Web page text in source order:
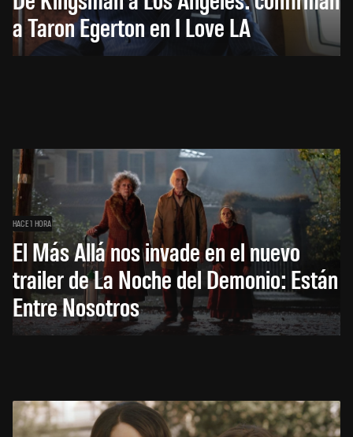
a Taron Egerton en I Love LA
HACE 1 HORA
El Más Allá nos invade en el nuevo
trailer de La Noche del Demonio: Están
Entre Nosotros